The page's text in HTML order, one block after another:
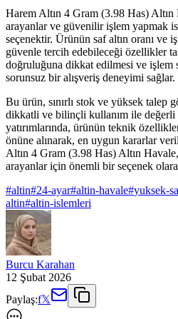
Harem Altın 4 Gram (3.98 Has) Altın
arayanlar ve güvenilir işlem yapmak
seçenektir. Ürünün saf altın oranı ve
güvenle tercih edebileceği özellikler
doğruluğuna dikkat edilmesi ve işlem
sorunsuz bir alışveriş deneyimi sağlar.
Bu ürün, sınırlı stok ve yüksek talep
dikkatli ve bilinçli kullanım ile değerli
yatırımlarında, ürünün teknik
önüne alınarak, en uygun kararlar
Altın 4 Gram (3.98 Has) Altın
arayanlar için önemli bir seçenek
#altin#24-ayar#altin-havale#yuksek-
altin#altin-islemleri
Burcu Karahan
12 Şubat 2026
Paylaş:f𝕏